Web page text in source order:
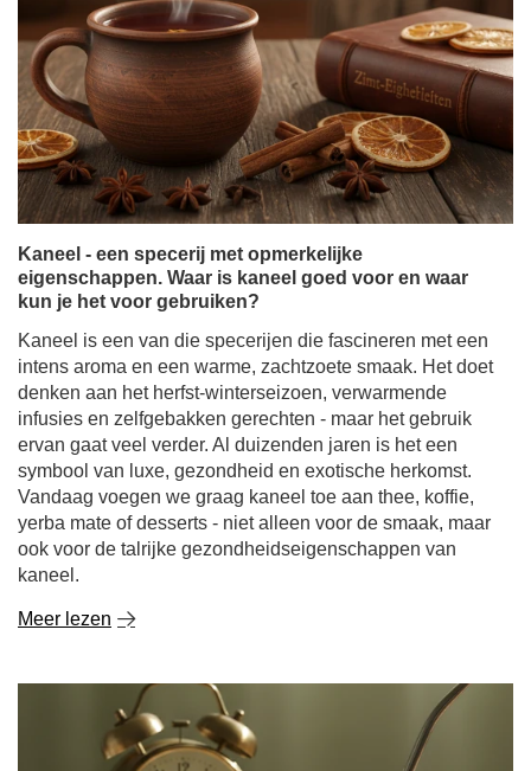
Kaneel - een specerij met opmerkelijke
eigenschappen. Waar is kaneel goed voor en waar
kun je het voor gebruiken?
Kaneel is een van die specerijen die fascineren met een
intens aroma en een warme, zachtzoete smaak. Het doet
denken aan het herfst-winterseizoen, verwarmende
infusies en zelfgebakken gerechten - maar het gebruik
ervan gaat veel verder. Al duizenden jaren is het een
symbool van luxe, gezondheid en exotische herkomst.
Vandaag voegen we graag kaneel toe aan thee, koffie,
yerba mate of desserts - niet alleen voor de smaak, maar
ook voor de talrijke gezondheidseigenschappen van
kaneel.
Meer lezen